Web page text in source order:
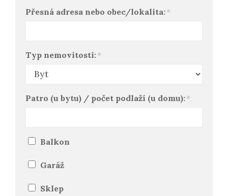
*
Přesná adresa nebo obec/lokalita:
*
Typ nemovitosti:
*
Patro (u bytu) / počet podlaží (u domu):
Balkon
Garáž
Sklep